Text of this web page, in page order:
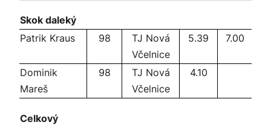
Skok daleký
Patrik Kraus
98
TJ Nová
Včelnice
5.39 7.00
Dominik
Mareš
98
TJ Nová
Včelnice
4.10
Celkový